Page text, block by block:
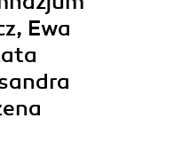
Ewa